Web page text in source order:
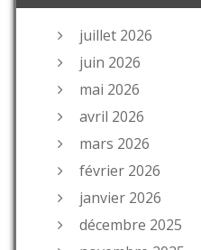
juillet 2026
juin 2026
mai 2026
avril 2026
mars 2026
février 2026
janvier 2026
décembre 2025